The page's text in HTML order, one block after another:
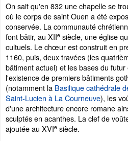
On sait qu'en 832 une chapelle se
où le corps de saint Ouen a été
conservée. La communauté
font bâtir, au XIIe siècle, une église
cultuels. Le chœur est construit en
1160, puis, deux travées (les
bâtiment actuel) et les bases du
l'existence de premiers bâtiments
(notamment la Basilique cathédrale
Saint-Lucien à La Courneuve), les
d'une architecture encore romane
sculptés en acanthes. La clef de
ajoutée au XVIe siècle.